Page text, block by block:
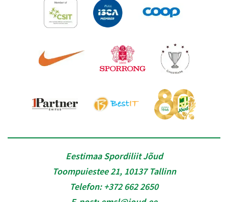
Eestimaa Spordiliit Jõud
Toompuiestee 21, 10137 Tallinn
Telefon: +372 662 2650